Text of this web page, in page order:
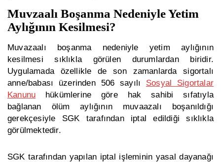
Muvzaalı Boşanma Nedeniyle Yetim
Aylığının Kesilmesi?
Muvazaalı boşanma nedeniyle yetim aylığının
kesilmesi sıklıkla görülen durumlardan biridir.
Uygulamada özellikle de son zamanlarda sigortalı
anne/babası üzerinden 506 sayılı Sosyal Sigortalar
Kanunu hükümlerine göre hak sahibi sıfatıyla
bağlanan ölüm aylığının muvaazalı boşanıldığı
gerekçesiyle SGK tarafından iptal edildiği sıklıkla
görülmektedir.
SGK tarafından yapılan iptal işleminin yasal dayanağı